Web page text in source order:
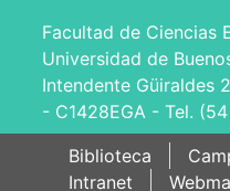
Facultad de Ciencias
Universidad de
Intendente Güiraldes
- C1428EGA - Tel.
Biblioteca
Intranet